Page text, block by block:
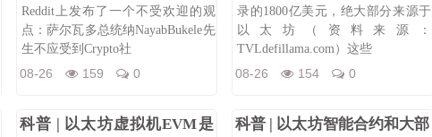
Reddit上发布了一个不受欢迎的观
点：萨尔瓦多总统纳NayabBukele先
生不应受到Crypto社
08-26 159 0
录的1800亿美元，绝大部分来源于
以太坊（资料来源：
TVLdefillama.com）这些
08-26 154 0
科普 | 以太坊虚拟机EVM是
科普 | 以太坊智能合约和大部